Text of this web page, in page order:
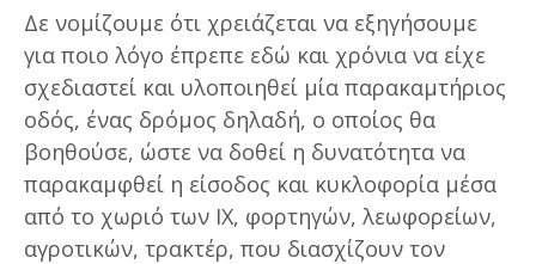
Δε νομίζουμε ότι χρειάζεται να εξηγήσουμε
για ποιο λόγο έπρεπε εδώ και χρόνια να είχε
σχεδιαστεί και υλοποιηθεί μία παρακαμτήριος
οδός, ένας δρόμος δηλαδή, ο οποίος θα
βοηθούσε, ώστε να δοθεί η δυνατότητα να
παρακαμφθεί η είσοδος και κυκλοφορία μέσα
από το χωριό των ΙΧ, φορτηγών, λεωφορείων,
αγροτικών, τρακτέρ, που διασχίζουν τον